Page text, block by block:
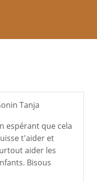
Tanja
espérant que cela
t'aider et
aider les
Bisous